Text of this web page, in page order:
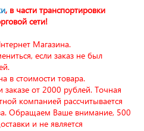
, в части транспортировки
сети!
Магазина.
если заказ не был
в стоимости товара.
от 2000 рублей. Точная
компанией рассчитывается
Обращаем Ваше внимание, 500
и не является